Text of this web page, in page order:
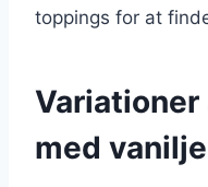
toppings for at
Variationer
med